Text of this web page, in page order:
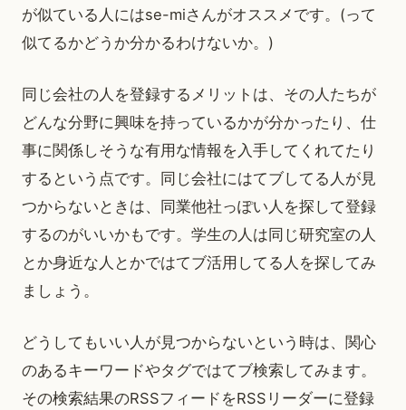
が似ている人にはse-miさんがオススメです。(って
似てるかどうか分かるわけないか。)
同じ会社の人を登録するメリットは、その人たちが
どんな分野に興味を持っているかが分かったり、仕
事に関係しそうな有用な情報を入手してくれてたり
するという点です。同じ会社にはてブしてる人が見
つからないときは、同業他社っぽい人を探して登録
するのがいいかもです。学生の人は同じ研究室の人
とか身近な人とかではてブ活用してる人を探してみ
ましょう。
どうしてもいい人が見つからないという時は、関心
のあるキーワードやタグではてブ検索してみます。
その検索結果のRSSフィードをRSSリーダーに登録